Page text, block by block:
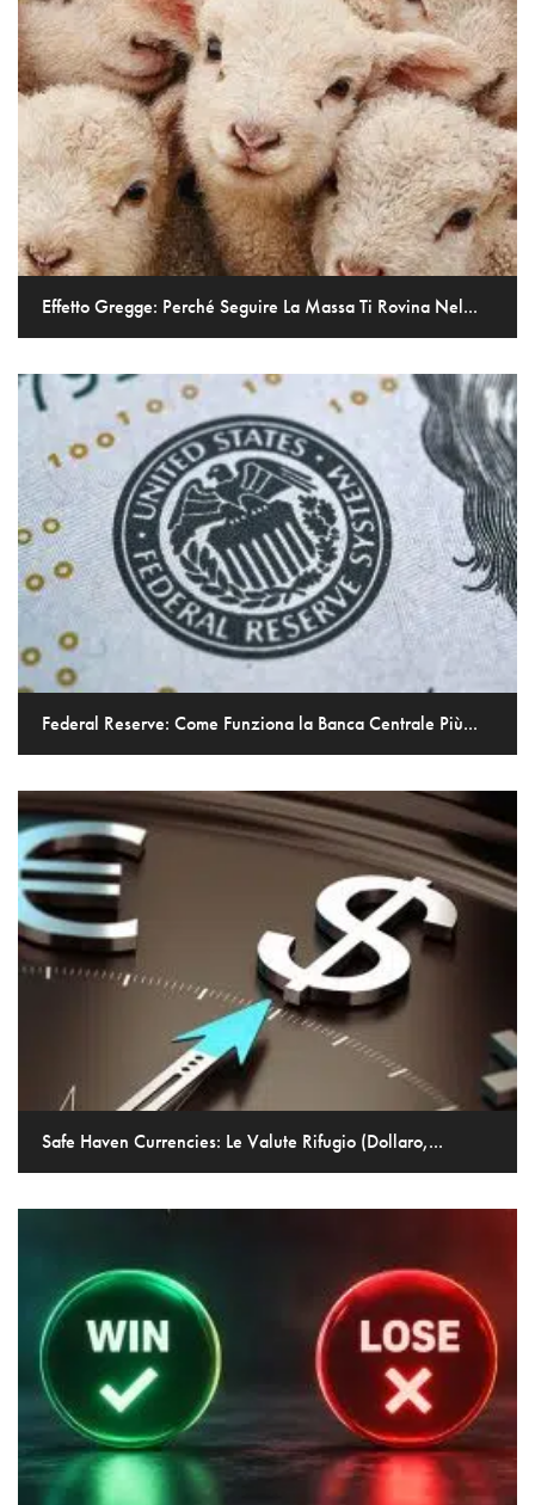
Effetto Gregge: Perché Seguire La Massa Ti Rovina Nel...
Federal Reserve: Come Funziona la Banca Centrale Più...
Safe Haven Currencies: Le Valute Rifugio (Dollaro,...